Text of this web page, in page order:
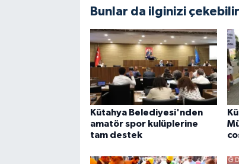
Bunlar da ilginizi çekebilir
Kütahya Belediyesi'nden
amatör spor kulüplerine
tam destek